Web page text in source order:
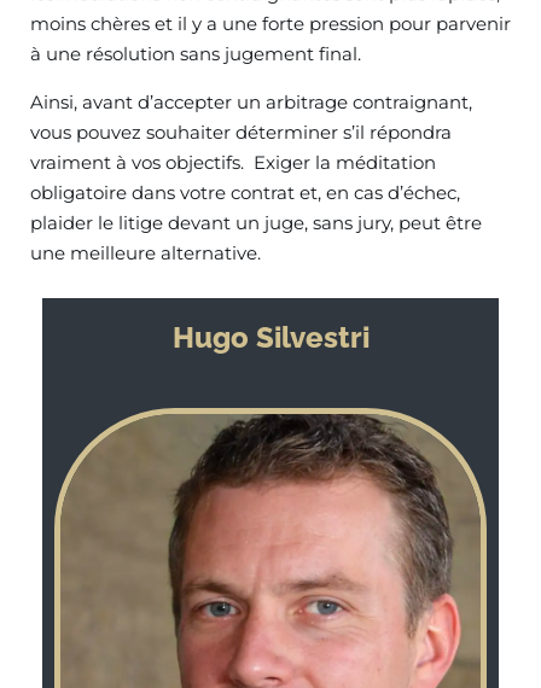
moins chères et il y a une forte pression pour parvenir
à une résolution sans jugement final.
Ainsi, avant d’accepter un arbitrage contraignant,
vous pouvez souhaiter déterminer s’il répondra
vraiment à vos objectifs. Exiger la méditation
obligatoire dans votre contrat et, en cas d’échec,
plaider le litige devant un juge, sans jury, peut être
une meilleure alternative.
Hugo Silvestri